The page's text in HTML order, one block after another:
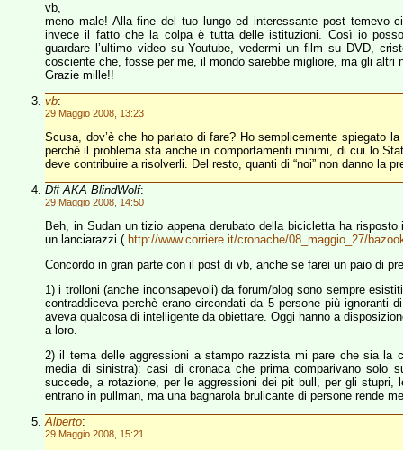
vb,
meno male! Alla fine del tuo lungo ed interessante post temevo
invece il fatto che la colpa è tutta delle istituzioni. Così io
guardare l’ultimo video su Youtube, vedermi un film su DVD,
cosciente che, fosse per me, il mondo sarebbe migliore, ma gli altri
Grazie mille!!
vb:
29 Maggio 2008, 13:23
Scusa, dov’è che ho parlato di fare? Ho semplicemente spiegato
perchè il problema sta anche in comportamenti minimi, di cui lo
deve contribuire a risolverli. Del resto, quanti di “noi” non danno la
D# AKA BlindWolf:
29 Maggio 2008, 14:50
Beh, in Sudan un tizio appena derubato della bicicletta ha
un lanciarazzi ( http://www.corriere.it/cronache/08_maggio_27/
Concordo in gran parte con il post di vb, anche se farei un paio di
1) i trolloni (anche inconsapevoli) da forum/blog sono sempre
contraddiceva perchè erano circondati da 5 persone più ignoranti
aveva qualcosa di intelligente da obiettare. Oggi hanno a
a loro.
2) il tema delle aggressioni a stampo razzista mi pare che sia la
media di sinistra): casi di cronaca che prima comparivano solo
succede, a rotazione, per le aggressioni dei pit bull, per gli
entrano in pullman, ma una bagnarola brulicante di persone rende
Alberto:
29 Maggio 2008, 15:21